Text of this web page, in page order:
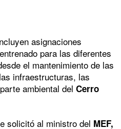
asignaciones
para las diferentes
el mantenimiento de las
infraestructuras, las
ambiental del Cerro
solicitó al ministro del MEF,